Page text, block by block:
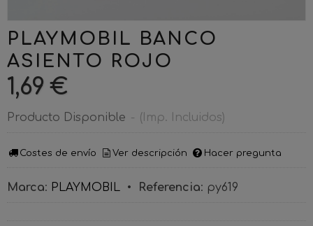
PLAYMOBIL BANCO
ASIENTO ROJO
1,69 €
Producto Disponible - (Imp. Incluidos)
Costes de envío Ver descripción Hacer pregunta
Marca: PLAYMOBIL • Referencia: py619